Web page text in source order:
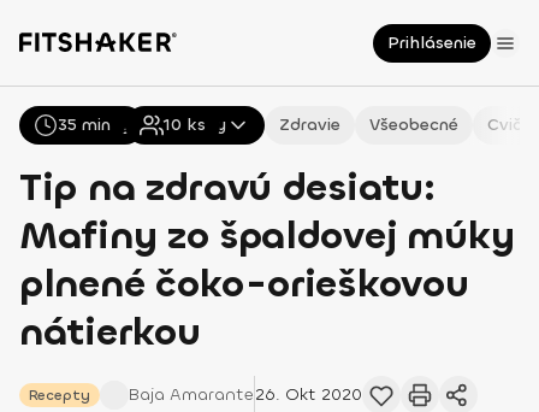
Prihlásenie
Všetky Recepty Zdravie Všeobecné
Tip na zdravú desiatu:
Mafiny zo špaldovej múky
plnené čoko-orieškovou
nátierkou
Recepty Baja Amarante26. Okt 2020
35 min 10 ks